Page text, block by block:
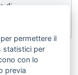
di
1146»
permettere il
statistici per
con lo
previa